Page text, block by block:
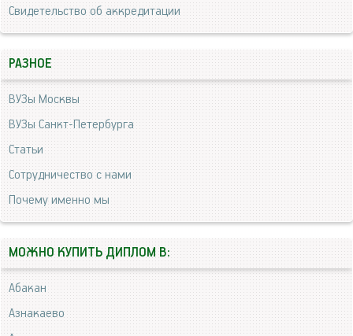
Свидетельство об аккредитации
РАЗНОЕ
ВУЗы Москвы
ВУЗы Санкт-Петербурга
Статьи
Сотрудничество с нами
Почему именно мы
МОЖНО КУПИТЬ ДИПЛОМ В:
Абакан
Азнакаево